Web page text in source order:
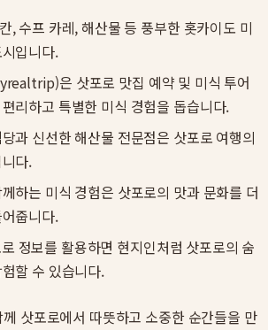
, 수프 카레, 해산물 등 풍부한 홋카이도 미
입니다.
은 삿포로 맛집 예약 및 미식 투어
리하고 특별한 미식 경험을 돕습니다.
과 신선한 해산물 전문점은 삿포로 여행의
다.
하는 미식 경험은 삿포로의 맛과 문화를 더
줍니다.
정보를 활용하면 현지인처럼 삿포로의 숨
할 수 있습니다.
삿포로에서 따뜻하고 소중한 순간들을 만